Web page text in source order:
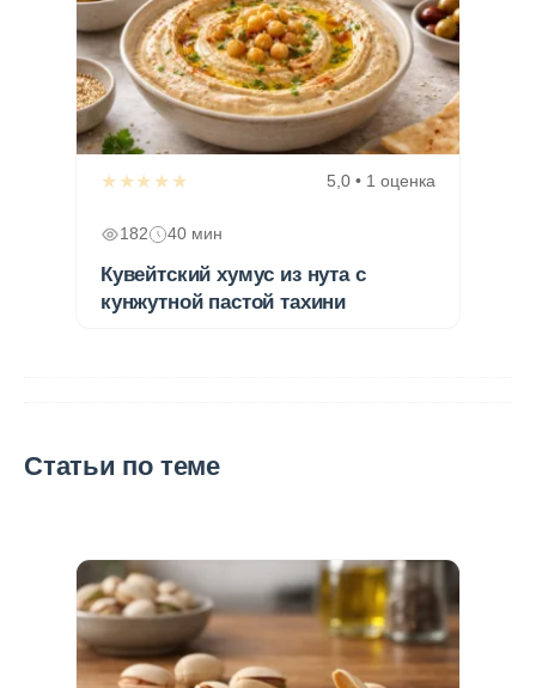
★★★★★ 5,0 • 1 оценка
182 40 мин
Кувейтский хумус из нута с
кунжутной пастой тахини
Статьи по теме